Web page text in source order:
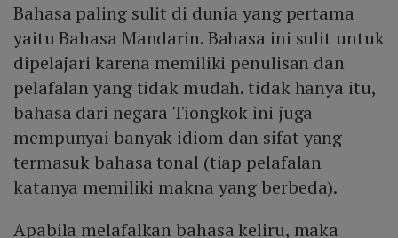
Bahasa paling sulit di dunia yang pertama
yaitu Bahasa Mandarin. Bahasa ini sulit untuk
dipelajari karena memiliki penulisan dan
pelafalan yang tidak mudah. tidak hanya itu,
bahasa dari negara Tiongkok ini juga
mempunyai banyak idiom dan sifat yang
termasuk bahasa tonal (tiap pelafalan
katanya memiliki makna yang berbeda).
Apabila melafalkan bahasa keliru, maka